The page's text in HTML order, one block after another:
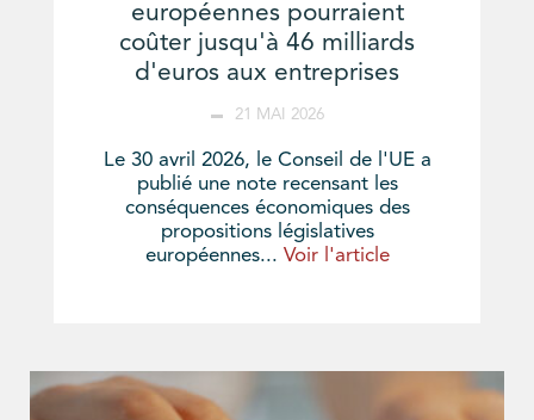
européennes pourraient
coûter jusqu'à 46 milliards
d'euros aux entreprises
21 MAI 2026
Le 30 avril 2026, le Conseil de l'UE a
publié une note recensant les
conséquences économiques des
propositions législatives
européennes... Voir l'article